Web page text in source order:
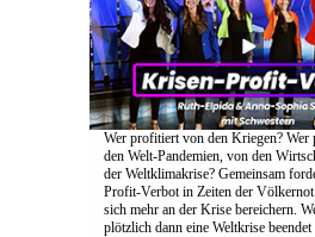
Wer profitiert von den Kriegen? Wer
den Welt-Pandemien, von den
der Weltklimakrise? Gemeinsam
Profit-Verbot in Zeiten der
sich mehr an der Krise bereichern.
plötzlich dann eine Weltkrise beendet